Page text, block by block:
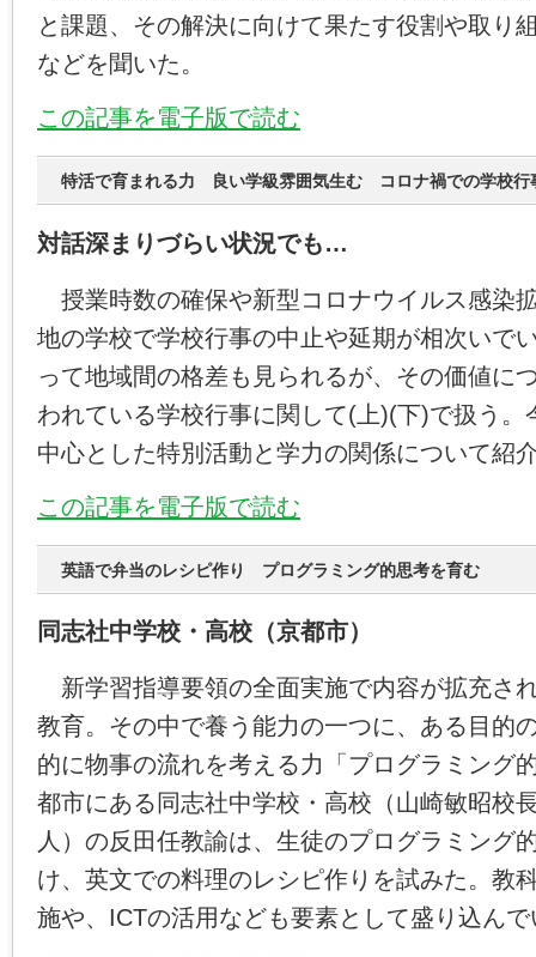
と課題、その解決に向けて果たす役割や取り
などを聞いた。
この記事を電子版で読む
特活で育まれる力 良い学級雰囲気生む コロナ禍での学校行
対話深まりづらい状況でも…
授業時数の確保や新型コロナウイルス感染
地の学校で学校行事の中止や延期が相次いで
って地域間の格差も見られるが、その価値に
われている学校行事に関して(上)(下)で扱う。
中心とした特別活動と学力の関係について紹
この記事を電子版で読む
英語で弁当のレシピ作り プログラミング的思考を育む
同志社中学校・高校（京都市）
新学習指導要領の全面実施で内容が拡充さ
教育。その中で養う能力の一つに、ある目的
的に物事の流れを考える力「プログラミング
都市にある同志社中学校・高校（山崎敏昭校
人）の反田任教諭は、生徒のプログラミング
け、英文での料理のレシピ作りを試みた。教
施や、ICTの活用なども要素として盛り込んで